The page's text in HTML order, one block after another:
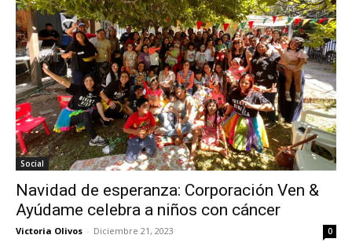
Social
Navidad de esperanza: Corporación Ven &
Ayúdame celebra a niños con cáncer
Victoria Olivos - Diciembre 21, 2023 0